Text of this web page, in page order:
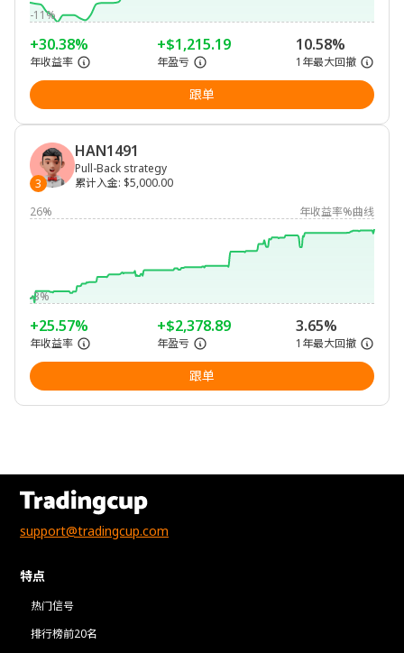
-11%
+30.38%
年收益率
+$1,215.19
年盈亏
10.58%
1年最大回撤
跟单
3
HAN1491
Pull-Back strategy
累计入金: $5,000.00
26%
年收益率%曲线
-3%
+25.57%
年收益率
+$2,378.89
年盈亏
3.65%
1年最大回撤
跟单
support@tradingcup.com
特点
热门信号
排行榜前20名